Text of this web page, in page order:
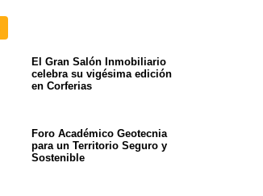
El Gran Salón Inmobiliario
celebra su vigésima edición
en Corferias
Foro Académico Geotecnia
para un Territorio Seguro y
Sostenible